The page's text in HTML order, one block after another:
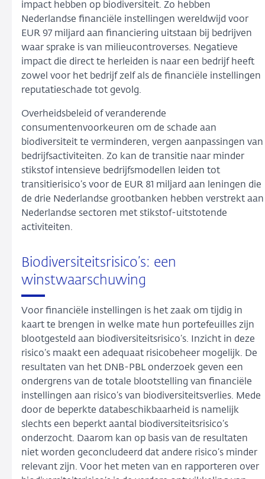
impact hebben op biodiversiteit. Zo hebben
Nederlandse financiële instellingen wereldwijd voor
EUR 97 miljard aan financiering uitstaan bij bedrijven
waar sprake is van milieucontroverses. Negatieve
impact die direct te herleiden is naar een bedrijf heeft
zowel voor het bedrijf zelf als de financiële instellingen
reputatieschade tot gevolg.
Overheidsbeleid of veranderende
consumentenvoorkeuren om de schade aan
biodiversiteit te verminderen, vergen aanpassingen van
bedrijfsactiviteiten. Zo kan de transitie naar minder
stikstof intensieve bedrijfsmodellen leiden tot
transitierisico’s voor de EUR 81 miljard aan leningen die
de drie Nederlandse grootbanken hebben verstrekt aan
Nederlandse sectoren met stikstof-uitstotende
activiteiten.
Biodiversiteitsrisico’s: een
winstwaarschuwing
Voor financiële instellingen is het zaak om tijdig in
kaart te brengen in welke mate hun portefeuilles zijn
blootgesteld aan biodiversiteitsrisico’s. Inzicht in deze
risico’s maakt een adequaat risicobeheer mogelijk. De
resultaten van het DNB-PBL onderzoek geven een
ondergrens van de totale blootstelling van financiële
instellingen aan risico’s van biodiversiteitsverlies. Mede
door de beperkte databeschikbaarheid is namelijk
slechts een beperkt aantal biodiversiteitsrisico’s
onderzocht. Daarom kan op basis van de resultaten
niet worden geconcludeerd dat andere risico’s minder
relevant zijn. Voor het meten van en rapporteren over